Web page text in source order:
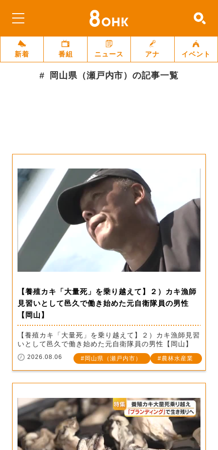
新着 番組 ニュース アナ イベント
岡山県（瀬戸内市）の記事一覧
【養殖カキ「大量死」を乗り越えて】２）カキ漁師
見習いとして邑久で働き始めた元自衛隊員の男性
【岡山】
【養殖カキ「大量死」を乗り越えて】２）カキ漁師見習
いとして邑久で働き始めた元自衛隊員の男性【岡山】
2026.08.06 岡山県（瀬戸内市） 農林水産業